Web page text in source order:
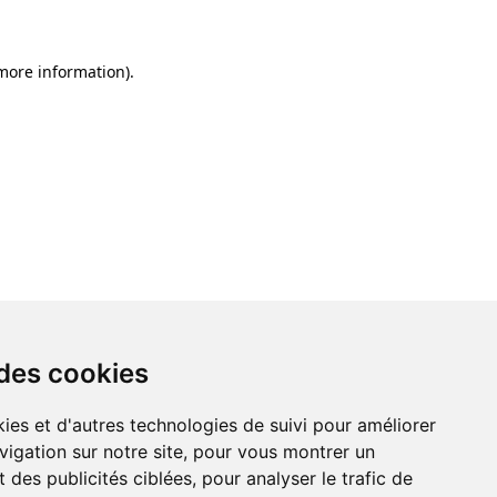
cookies
et d'autres technologies de suivi pour améliorer
sur notre site, pour vous montrer un
des publicités ciblées, pour analyser le trafic de
information).